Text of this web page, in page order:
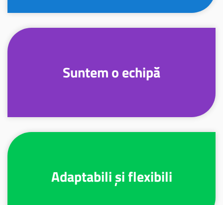
Suntem o echipă
Adaptabili și flexibili